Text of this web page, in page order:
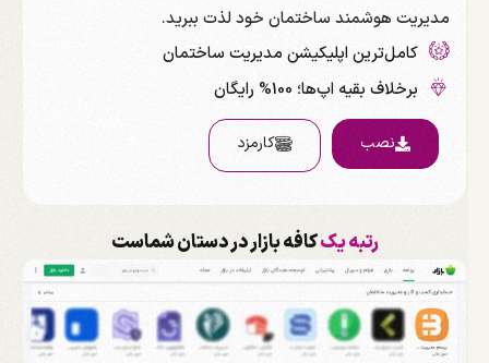
مدیریت هوشمند ساختمان خود لذت ببرید.
کامل‌ترین اپلیکیشن مدیریت ساختمان
برخلاف بقیه اپ‌ها؛ 100% رایگان
نصب کارمزد
رتبه یککافه بازار در دستان شماست